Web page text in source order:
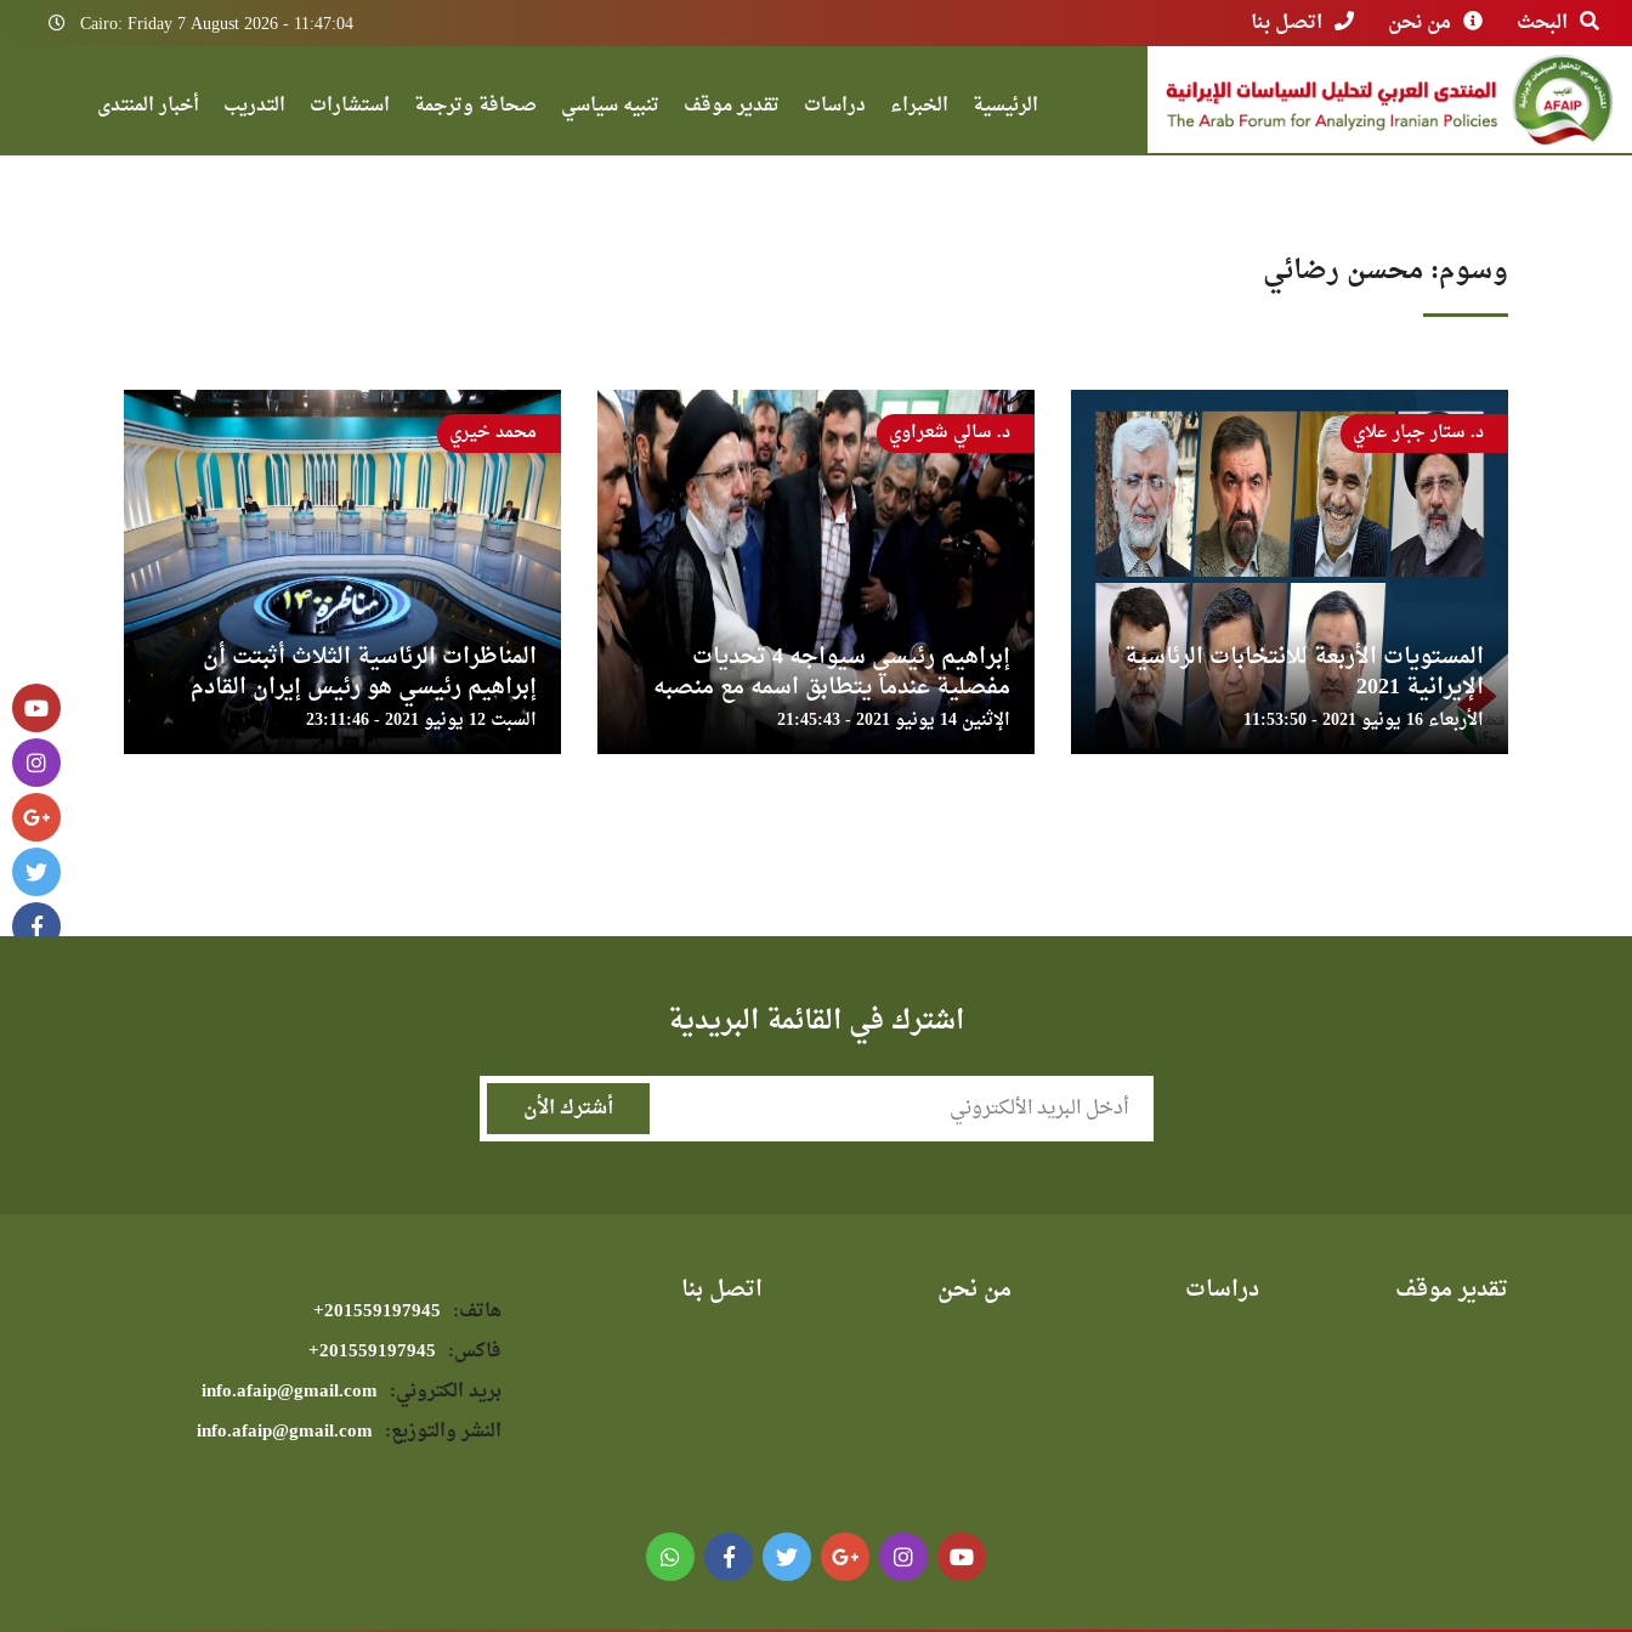
البحث من نحن اتصل بنا Cairo: Friday 7 August 2026 - 11:47:04
الرئيسية الخبراء دراسات تقدير موقف تنبيه سياسي صحافة وترجمة استشارات التدريب أخبار المنتدى
وسوم: محسن رضائي
المستويات الأربعة للانتخابات الرئاسية
الإيرانية 2021
الأربعاء 16 يونيو 2021 - 11:53:50
د. ستار جبار علاي
إبراهيم رئيسي سيواجه 4 تحديات
مفصلية عندما يتطابق اسمه مع منصبه
الإثنين 14 يونيو 2021 - 21:45:43
د. سالي شعراوي
المناظرات الرئاسية الثلاث أثبتت أن
إبراهيم رئيسي هو رئيس إيران القادم
السبت 12 يونيو 2021 - 23:11:46
محمد خيري
اشترك في القائمة البريدية
تقدير موقف دراسات من نحن اتصل بنا
هاتف:
فاكس:
بريد الكتروني:
النشر والتوزيع: